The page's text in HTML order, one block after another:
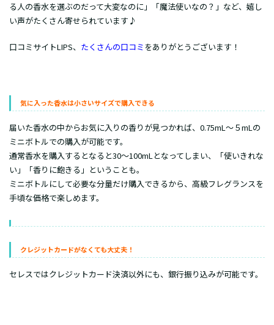
る人の香水を選ぶのだって大変なのに」「魔法使いなの？」など、嬉し
い声がたくさん寄せられています♪
口コミサイトLIPS、 たくさんの口コミをありがとうございます！
気に入った香水は小さいサイズで購入できる
届いた香水の中からお気に入りの香りが見つかれば、0.75mL～５mLの
ミニボトルでの購入が可能です。
通常香水を購入するとなると30～100mLとなってしまい、「使いきれな
い」「香りに飽きる」ということも。
ミニボトルにして必要な分量だけ購入できるから、高級フレグランスを
手頃な価格で楽しめます。
クレジットカードがなくても大丈夫！
セレスではクレジットカード決済以外にも、銀行振り込みが可能です。